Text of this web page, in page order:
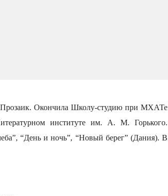
Окончила Школу-студию при МХАТе
институте им. А. М. Горького.
“День и ночь”, “Новый берег” (Дания). В